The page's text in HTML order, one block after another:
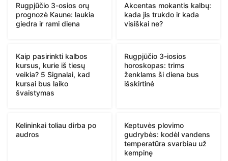
Rugpjūčio 3-osios orų
prognozė Kaune: laukia
giedra ir rami diena
Akcentas mokantis kalbų:
kada jis trukdo ir kada
visiškai ne?
Kaip pasirinkti kalbos
kursus, kurie iš tiesų
veikia? 5 Signalai, kad
kursai bus laiko
švaistymas
Rugpjūčio 3-iosios
horoskopas: trims
ženklams ši diena bus
išskirtinė
Kelininkai toliau dirba po
audros
Keptuvės plovimo
gudrybės: kodėl vandens
temperatūra svarbiau už
kempinę